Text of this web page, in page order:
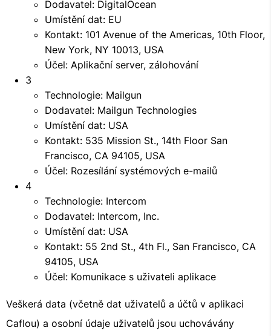
Dodavatel: DigitalOcean
Umístění dat: EU
Kontakt: 101 Avenue of the Americas, 10th Floor,
New York, NY 10013, USA
Účel: Aplikační server, zálohování
3
Technologie: Mailgun
Dodavatel: Mailgun Technologies
Umístění dat: USA
Kontakt: 535 Mission St., 14th Floor San
Francisco, CA 94105, USA
Účel: Rozesílání systémových e-mailů
4
Technologie: Intercom
Dodavatel: Intercom, Inc.
Umístění dat: USA
Kontakt: 55 2nd St., 4th Fl., San Francisco, CA
94105, USA
Účel: Komunikace s uživateli aplikace
Veškerá data (včetně dat uživatelů a účtů v aplikaci
Caflou) a osobní údaje uživatelů jsou uchovávány